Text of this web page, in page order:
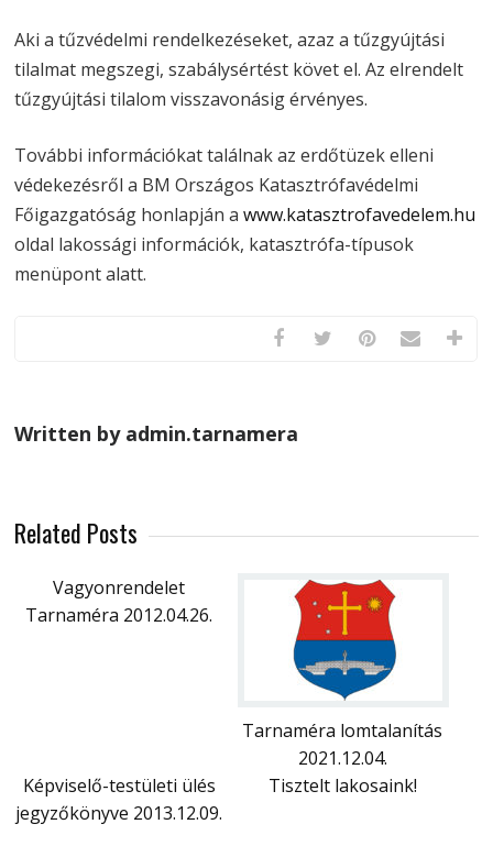
Aki a tűzvédelmi rendelkezéseket, azaz a tűzgyújtási
tilalmat megszegi, szabálysértést követ el. Az elrendelt
tűzgyújtási tilalom visszavonásig érvényes.
További információkat találnak az erdőtüzek elleni
védekezésről a BM Országos Katasztrófavédelmi
Főigazgatóság honlapján awww.katasztrofavedelem.hu
oldal lakossági információk, katasztrófa-típusok
menüpont alatt.
Written by admin.tarnamera
Related Posts
Vagyonrendelet
Tarnaméra 2012.04.26.
Tarnaméra lomtalanítás
2021.12.04.
Képviselő-testületi ülés
jegyzőkönyve 2013.12.09.
Tisztelt lakosaink!